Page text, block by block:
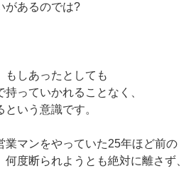
があるのでは?
もしあったとしても
っていかれることなく、
いう意識です。
業マンをやっていた25年ほど前の
度断られようとも絶対に離さず、